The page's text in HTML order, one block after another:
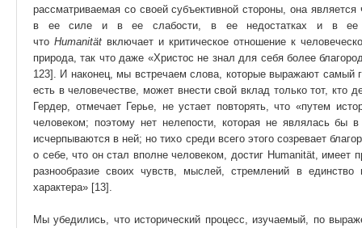
рассматриваемая со своей субъективной стороны, она
в ее силе и в ее слабости, в ее недостатках и в ее
чтоHumanität включает и критическое отношение к
природа, так что даже «Христос не знал для себя более
123]. И наконец, мы встречаем слова, которые выражают самый
есть в человечестве, может внести свой вклад только тот, кто
Гердер, отмечает Герье, не устает повторять, что «путем
человеком; поэтому нет нелепости, которая не являлась бы
исчерпываются в ней; но тихо среди всего этого созревает
о себе, что он стал вполне человеком, достиг Humanität, имеет
разнообразие своих чувств, мыслей, стремлений в единство
характера» [13].
Мы убедились, что исторический процесс, изучаемый, по